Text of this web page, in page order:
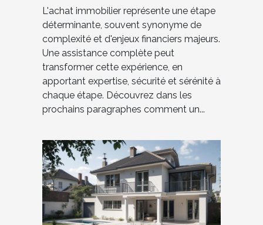
L'achat immobilier représente une étape
déterminante, souvent synonyme de
complexité et d'enjeux financiers majeurs.
Une assistance complète peut
transformer cette expérience, en
apportant expertise, sécurité et sérénité à
chaque étape. Découvrez dans les
prochains paragraphes comment un...